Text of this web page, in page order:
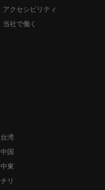
アクセシビリティ
当社で働く
台湾
中国
中東
チリ